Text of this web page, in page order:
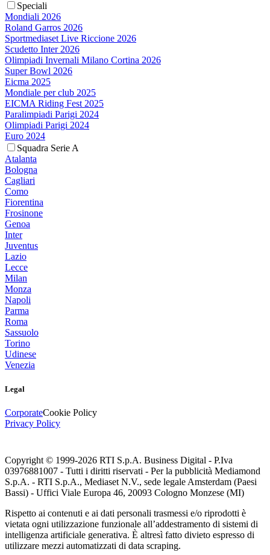
Speciali
Mondiali 2026
Roland Garros 2026
Sportmediaset Live Riccione 2026
Scudetto Inter 2026
Olimpiadi Invernali Milano Cortina 2026
Super Bowl 2026
Eicma 2025
Mondiale per club 2025
EICMA Riding Fest 2025
Paralimpiadi Parigi 2024
Olimpiadi Parigi 2024
Euro 2024
Squadra Serie A
Atalanta
Bologna
Cagliari
Como
Fiorentina
Frosinone
Genoa
Inter
Juventus
Lazio
Lecce
Milan
Monza
Napoli
Parma
Roma
Sassuolo
Torino
Udinese
Venezia
Legal
CorporateCookie Policy
Privacy Policy
Copyright © 1999-2026 RTI S.p.A. Business Digital - P.Iva
03976881007 - Tutti i diritti riservati - Per la pubblicità Mediamond
S.p.A. - RTI S.p.A., Mediaset N.V., sede legale Amsterdam (Paesi
Bassi) - Uffici Viale Europa 46, 20093 Cologno Monzese (MI)
Rispetto ai contenuti e ai dati personali trasmessi e/o riprodotti è
vietata ogni utilizzazione funzionale all’addestramento di sistemi di
intelligenza artificiale generativa. È altresì fatto divieto espresso di
utilizzare mezzi automatizzati di data scraping.